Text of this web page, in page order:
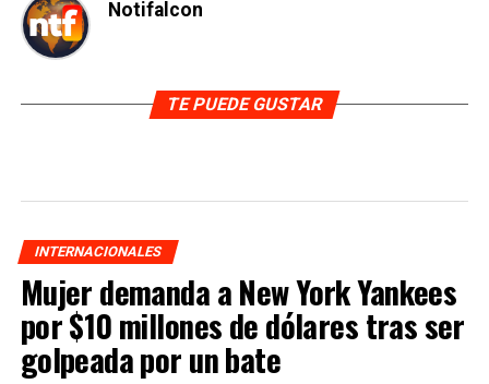
Notifalcon
TE PUEDE GUSTAR
INTERNACIONALES
Mujer demanda a New York Yankees
por $10 millones de dólares tras ser
golpeada por un bate